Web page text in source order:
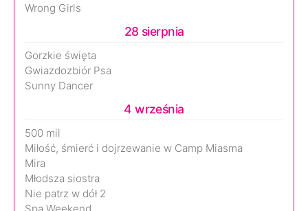
Wrong Girls
28 sierpnia
Gorzkie święta
Gwiazdozbiór Psa
Sunny Dancer
4 września
500 mil
Miłość, śmierć i dojrzewanie w Camp Miasma
Mira
Młodsza siostra
Nie patrz w dół 2